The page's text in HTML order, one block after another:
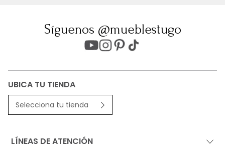
Síguenos @mueblestugo
UBICA TU TIENDA
Selecciona tu tienda
LÍNEAS DE ATENCIÓN